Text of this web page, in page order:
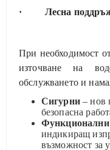
· Лесна
При необходимост
източване на
обслужването и
Сигурни– нов
безопасна
Функционални
индикиращ
възможност за